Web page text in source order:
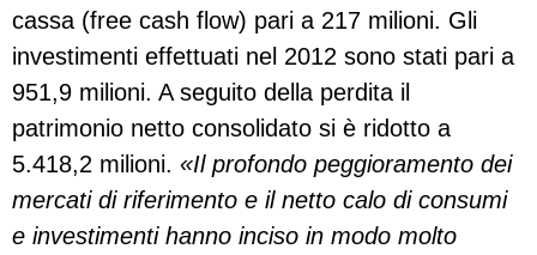
cassa (free cash flow) pari a 217 milioni. Gli
investimenti effettuati nel 2012 sono stati pari a
951,9 milioni. A seguito della perdita il
patrimonio netto consolidato si è ridotto a
5.418,2 milioni. «Il profondo peggioramento dei
mercati di riferimento e il netto calo di consumi
e investimenti hanno inciso in modo molto